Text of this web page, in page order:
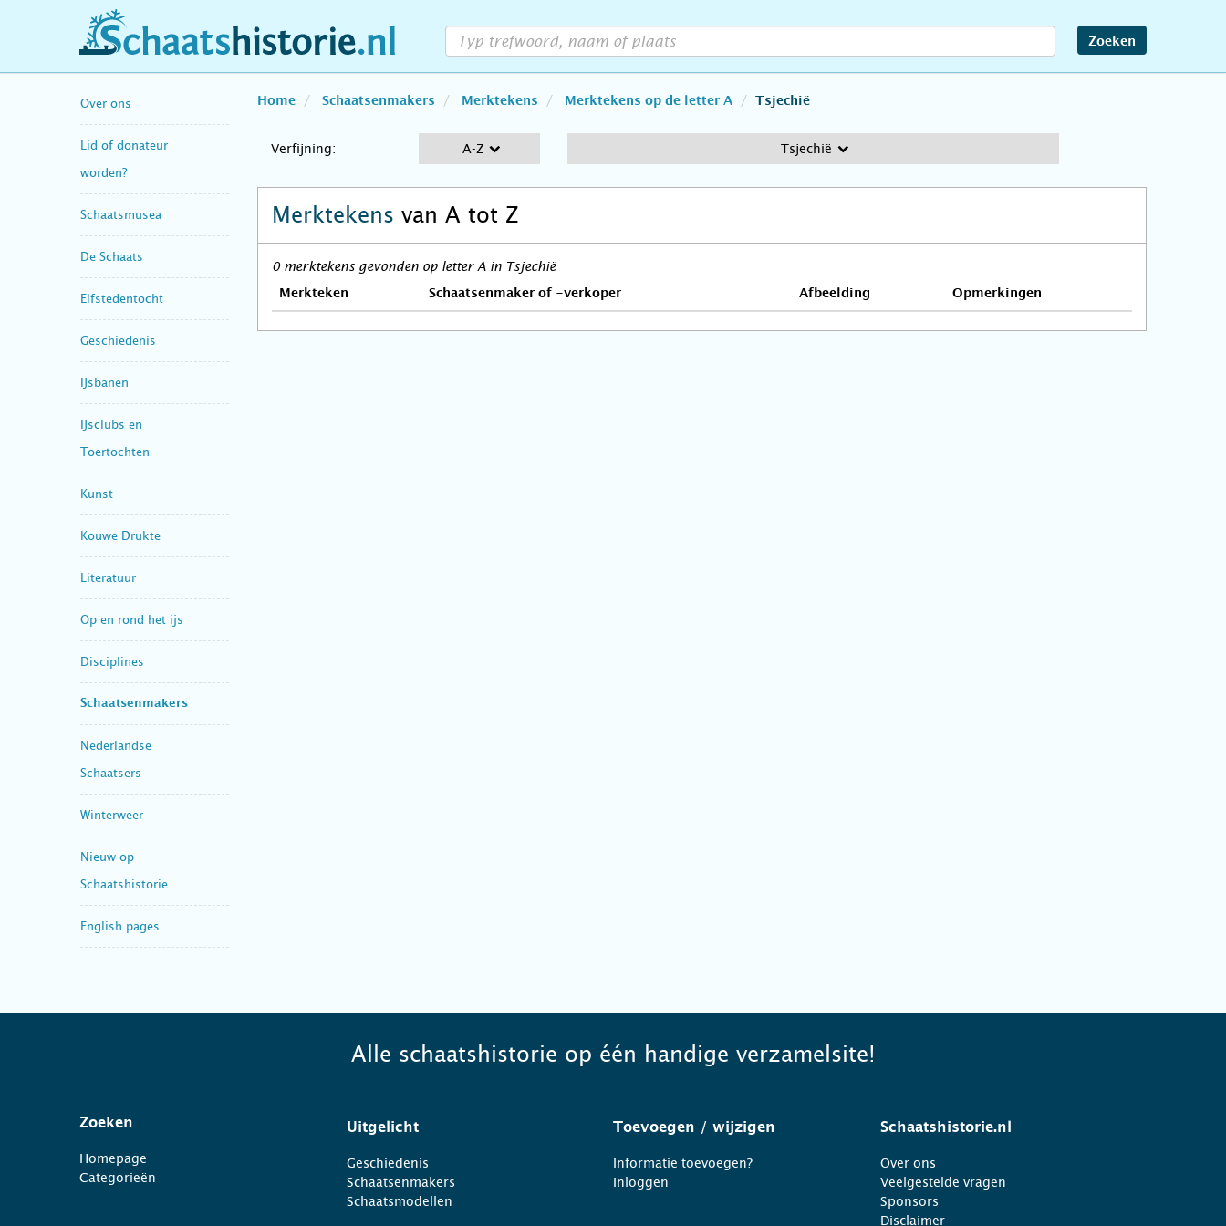
schaatshistorie.nl Zoeken
Over ons
Lid of donateur
worden?
Schaatsmusea
De Schaats
Elfstedentocht
Geschiedenis
IJsbanen
IJsclubs en
Toertochten
Kunst
Kouwe Drukte
Literatuur
Op en rond het ijs
Disciplines
Schaatsenmakers
Nederlandse
Schaatsers
Winterweer
Nieuw op
Schaatshistorie
English pages
Home Schaatsenmakers Merktekens Merktekens op de letter A Tsjechië
Verfijning: A-Z Tsjechië
Merktekens van A tot Z
0 merktekens gevonden op letter A in Tsjechië
Merkteken Schaatsenmaker of -verkoper Afbeelding Opmerkingen
Alle schaatshistorie op één handige verzamelsite!
Zoeken
Homepage
Categorieën
Uitgelicht
Geschiedenis
Schaatsenmakers
Schaatsmodellen
Toevoegen / wijzigen
Informatie toevoegen?
Inloggen
Schaatshistorie.nl
Over ons
Veelgestelde vragen
Sponsors
Disclaimer